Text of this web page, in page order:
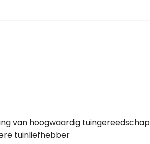
van hoogwaardig tuingereedschap
tuinliefhebber